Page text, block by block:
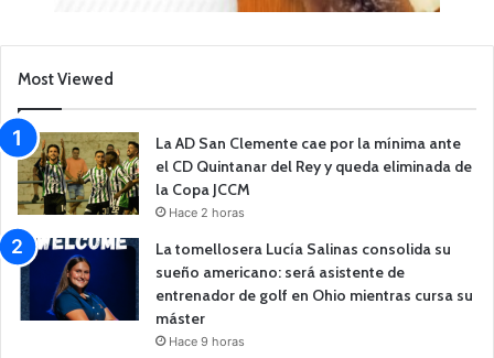
Most Viewed
La AD San Clemente cae por la mínima ante
el CD Quintanar del Rey y queda eliminada de
la Copa JCCM
Hace 2 horas
La tomellosera Lucía Salinas consolida su
sueño americano: será asistente de
entrenador de golf en Ohio mientras cursa su
máster
Hace 9 horas